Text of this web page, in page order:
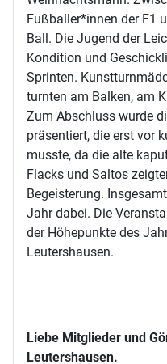
Fußballer*innen der F1
Ball. Die Jugend der
Kondition und
Sprinten.
turnten am Balken, am
Zum Abschluss wurde
präsentiert, die erst vor
musste, da die alte
Flacks und Saltos
Begeisterung.
Jahr dabei. Die
der Höhepunkte des
Leutershausen.
Liebe Mitglieder und
Leutershausen.